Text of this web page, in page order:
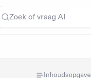
Zoek of vraag AI
Inhoudsopgave